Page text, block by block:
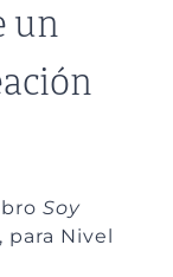
un
Soy
, para Nivel